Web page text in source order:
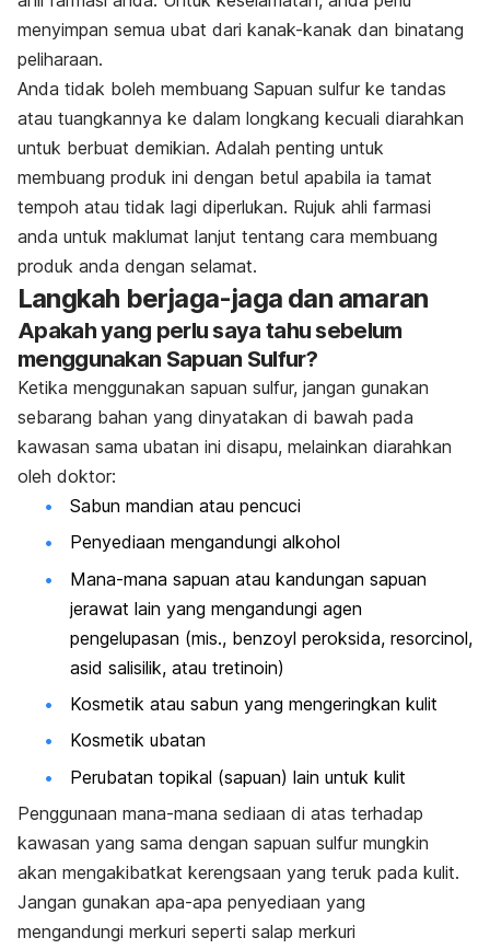
menyimpan semua ubat dari kanak-kanak dan binatang
peliharaan.
Anda tidak boleh membuang Sapuan sulfur ke tandas
atau tuangkannya ke dalam longkang kecuali diarahkan
untuk berbuat demikian. Adalah penting untuk
membuang produk ini dengan betul apabila ia tamat
tempoh atau tidak lagi diperlukan. Rujuk ahli farmasi
anda untuk maklumat lanjut tentang cara membuang
produk anda dengan selamat.
Langkah berjaga-jaga dan amaran
Apakah yang perlu saya tahu sebelum
menggunakan Sapuan Sulfur?
Ketika menggunakan sapuan sulfur, jangan gunakan
sebarang bahan yang dinyatakan di bawah pada
kawasan sama ubatan ini disapu, melainkan diarahkan
oleh doktor:
Sabun mandian atau pencuci
Penyediaan mengandungi alkohol
Mana-mana sapuan atau kandungan sapuan
jerawat lain yang mengandungi agen
pengelupasan (mis., benzoyl peroksida, resorcinol,
asid salisilik, atau tretinoin)
Kosmetik atau sabun yang mengeringkan kulit
Kosmetik ubatan
Perubatan topikal (sapuan) lain untuk kulit
Penggunaan mana-mana sediaan di atas terhadap
kawasan yang sama dengan sapuan sulfur mungkin
akan mengakibatkat kerengsaan yang teruk pada kulit.
Jangan gunakan apa-apa penyediaan yang
mengandungi merkuri seperti salap merkuri